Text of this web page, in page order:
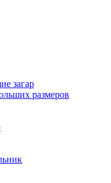
загар
размеров